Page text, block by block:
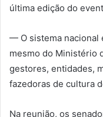
última edição do
— O sistema nacional
mesmo do Ministério
gestores, entidades,
fazedoras de cultura
Na reunião, os